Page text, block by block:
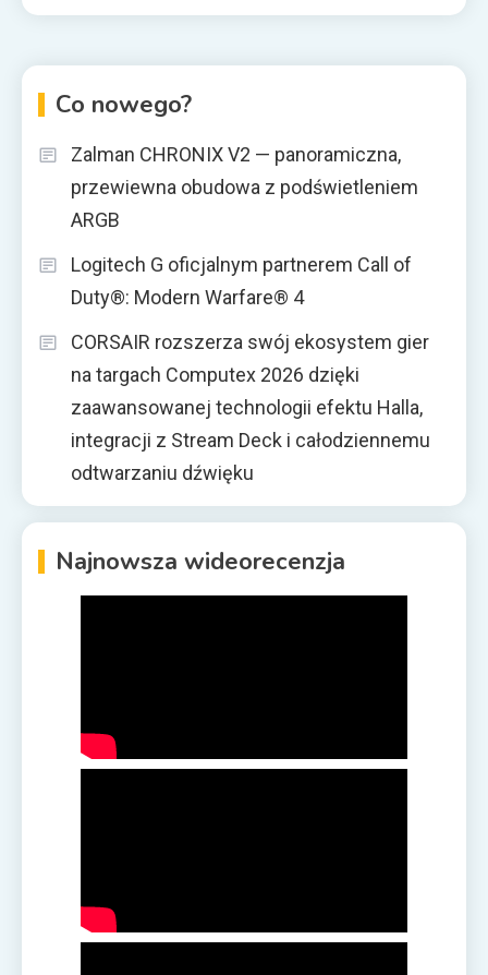
Co nowego?
Zalman CHRONIX V2 — panoramiczna,
przewiewna obudowa z podświetleniem
ARGB
Logitech G oficjalnym partnerem Call of
Duty®: Modern Warfare® 4
CORSAIR rozszerza swój ekosystem gier
na targach Computex 2026 dzięki
zaawansowanej technologii efektu Halla,
integracji z Stream Deck i całodziennemu
odtwarzaniu dźwięku
Najnowsza wideorecenzja